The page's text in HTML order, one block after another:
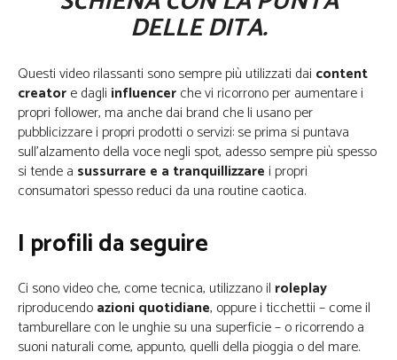
DELLE DITA.
Questi video rilassanti sono sempre più utilizzati dai content
creatore dagli influencerche vi ricorrono per aumentare i
propri follower, ma anche dai brand che li usano per
pubblicizzare i propri prodotti o servizi: se prima si puntava
sull’alzamento della voce negli spot, adesso sempre più spesso
si tende a sussurrare e a tranquillizzare i propri
consumatori spesso reduci da una routine caotica.
I profili da seguire
Ci sono video che, come tecnica, utilizzano il roleplay
riproducendoazioni quotidiane, oppure i ticchettii – come il
tamburellare con le unghie su una superficie – o ricorrendo a
suoni naturali come, appunto, quelli della pioggia o del mare.